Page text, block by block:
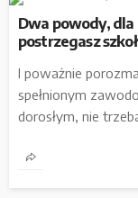
Dwa powody,
postrzegasz
I poważnie
spełnionym
dorosłym, nie